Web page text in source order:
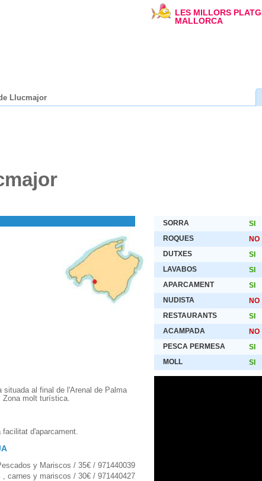
LES MILLORS
MALLORCA
Llucmajor
situada al final de l'Arenal de Palma
Zona molt turística.
d'aparcament.
y Mariscos / 35€ / 971440039
, carnes y mariscos / 30€ / 971440427
SORRA SI
ROQUES
NO
DUTXES
SI
LAVABOS
SI
APARCAMENT
SI
NUDISTA
NO
RESTAURANTS
SI
ACAMPADA
NO
PESCA PERMESA
SI
MOLL
SI